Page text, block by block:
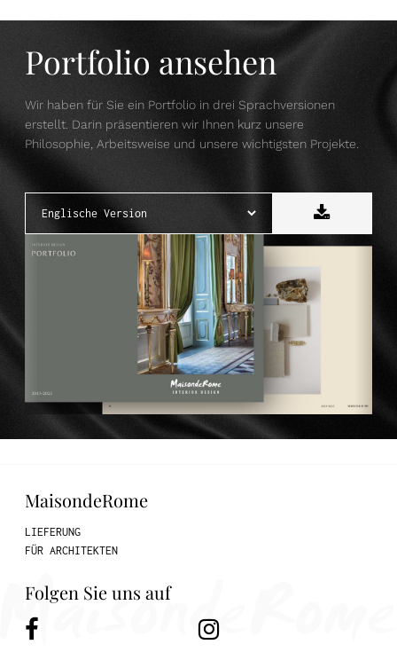
Portfolio ansehen
Wir haben für Sie ein Portfolio in drei Sprachversionen
erstellt. Darin präsentieren wir Ihnen kurz unsere
Philosophie, Arbeitsweise und unsere wichtigsten Projekte.
MaisondeRome
LIEFERUNG
FÜR ARCHITEKTEN
Folgen Sie uns auf